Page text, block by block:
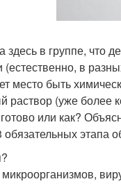
здесь в группе, что
(естественно, в
место быть
раствор (уже более
или как?
этапа